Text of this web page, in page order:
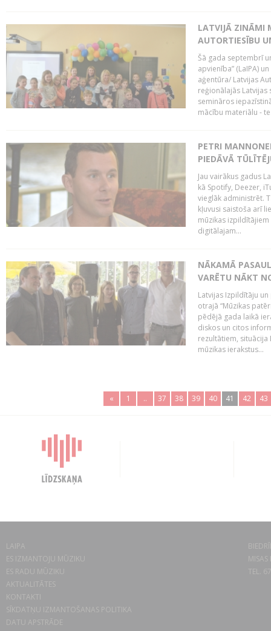
LATVIJĀ ZINĀMI
AUTORTIESĪBU
Šā gada septembrī
apvienība” (LaIPA)
aģentūra/ Latvijas
reģionālajās
semināros
mācību materiālu -
PETRI
PIEDĀVĀ
Jau vairākus gadus
kā Spotify, Deezer,
vieglāk administrēt.
kļuvusi saistoša arī
mūzikas
digitālajam...
NĀKAMĀ
VARĒTU NĀKT
Latvijas Izpildītāju
otrajā “Mūzikas
pēdējā gada laikā
diskos un citos
rezultātiem, situācija
mūzikas ierakstus...
« 1 .. 37 38 39 40 41 42 43
LAIPA
ES IZMANTOJU MŪZIKU
ES RADU MŪZIKU
AKTUALITĀTES
KONTAKTI
SĪKDATŅU IZMANTOŠANAS POLITIKA
DATU APSTRĀDE
TEL.